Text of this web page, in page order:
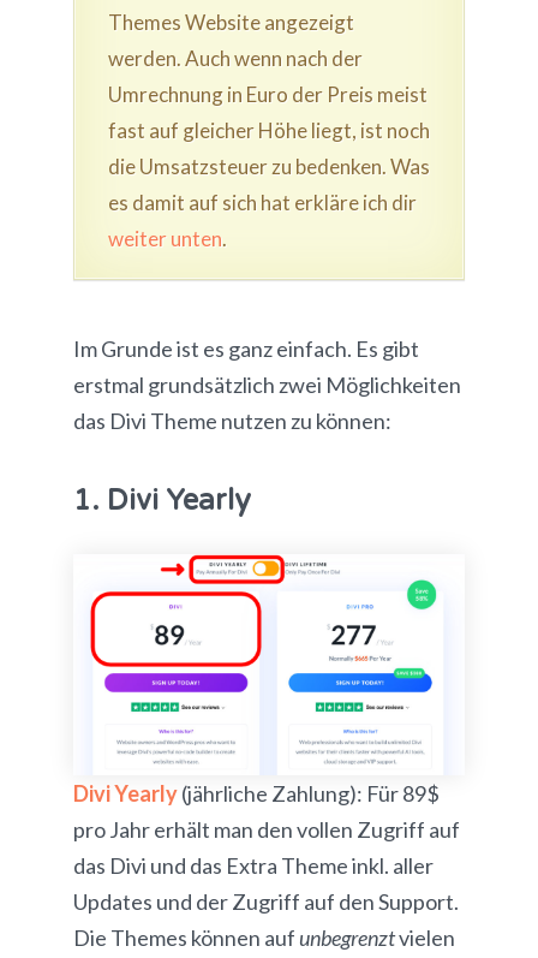
Themes Website angezeigt
werden. Auch wenn nach der
Umrechnung in Euro der Preis meist
fast auf gleicher Höhe liegt, ist noch
die Umsatzsteuer zu bedenken. Was
es damit auf sich hat erkläre ich dir
weiter unten.
Im Grunde ist es ganz einfach. Es gibt
erstmal grundsätzlich zwei Möglichkeiten
das Divi Theme nutzen zu können:
1. Divi Yearly
Divi Yearly(jährliche Zahlung): Für 89$
pro Jahr erhält man den vollen Zugriff auf
das Divi und das Extra Theme inkl. aller
Updates und der Zugriff auf den Support.
Die Themes können auf unbegrenztvielen